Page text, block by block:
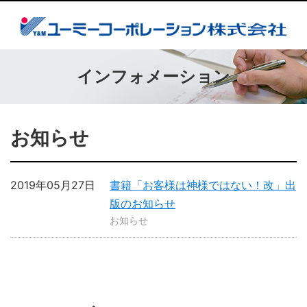
インフォメーション
お知らせ
書籍「お客様は神様ではない！改」出
版のお知らせ
2019年05月27日
お知らせ